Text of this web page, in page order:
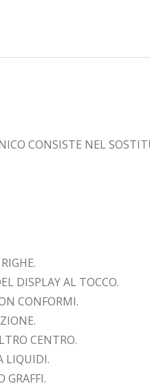
CONSISTE NEL
DISPLAY AL TOCCO.
CONFORMI.
CENTRO.
LIQUIDI.
GRAFFI.